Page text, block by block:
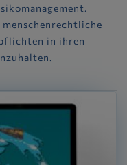
in ihren